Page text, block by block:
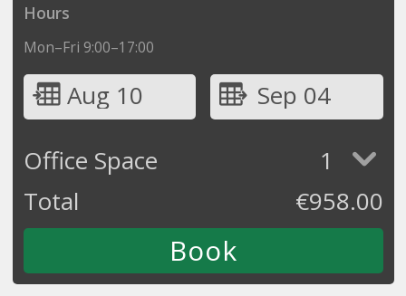
Hours
Mon–Fri 9:00–17:00
Aug 10
Sep 04
Office Space
1
Total
€958.00